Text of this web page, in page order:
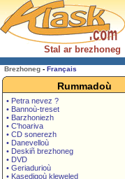
Stal ar brezhoneg
Brezhoneg - Français
Rummadoù
• Petra nevez ?
• Bannoù-treset
• Barzhoniezh
• C'hoariva
• CD sonerezh
• Danevelloù
• Deskiñ brezhoneg
• DVD
• Geriadurioù
• Kasedigoù kleweled